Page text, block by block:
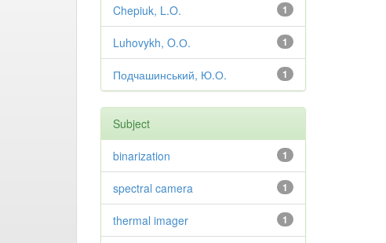
1
Chepiuk, L.O.
1
Luhovykh, O.О.
1
Подчашинський, Ю.О.
Subject
1
binarization
1
spectral camera
1
thermal imager